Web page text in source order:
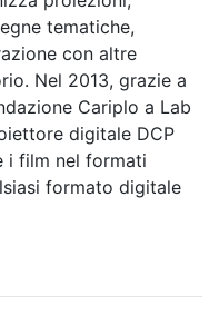
tematiche,
con altre
Nel 2013, grazie a
Cariplo a Lab
digitale DCP
i film nel formati
formato digitale